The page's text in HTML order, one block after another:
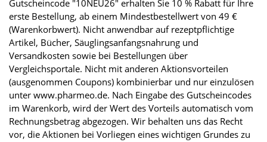
Gutscheincode "10NEU26" erhalten Sie 10 % Rabatt für Ihre
erste Bestellung, ab einem Mindestbestellwert von 49 €
(Warenkorbwert). Nicht anwendbar auf rezeptpflichtige
Artikel, Bücher, Säuglingsanfangsnahrung und
Versandkosten sowie bei Bestellungen über
Vergleichsportale. Nicht mit anderen Aktionsvorteilen
(ausgenommen Coupons) kombinierbar und nur einzulösen
unter www.pharmeo.de. Nach Eingabe des Gutscheincodes
im Warenkorb, wird der Wert des Vorteils automatisch vom
Rechnungsbetrag abgezogen. Wir behalten uns das Recht
vor, die Aktionen bei Vorliegen eines wichtigen Grundes zu